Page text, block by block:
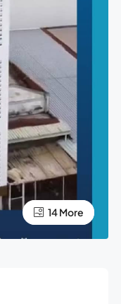
10 More
14 More